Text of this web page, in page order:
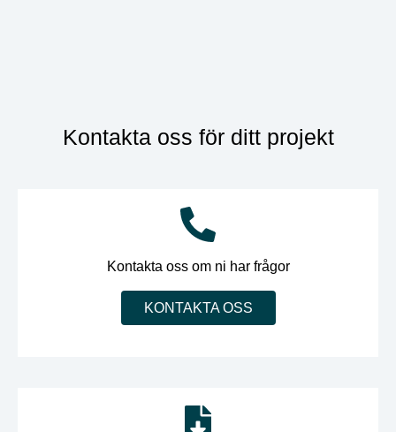
Kontakta oss för ditt projekt
Kontakta oss om ni har frågor
KONTAKTA OSS